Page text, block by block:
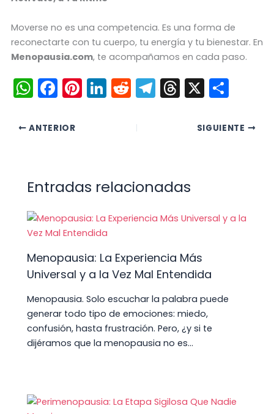
Moverse no es una competencia. Es una forma de
reconectarte con tu cuerpo, tu energía y tu bienestar. En
Menopausia.com, te acompañamos en cada paso.
W
h
a
p
p
F
a
c
o
k
Pi
nt
Li
n
n
R
e
d
T
el
m
T
hr
s
X C
m
ANTERIOR SIGUIENTE
Entradas relacionadas
Menopausia: La Experiencia Más
Universal y a la Vez Mal Entendida
Menopausia. Solo escuchar la palabra puede
generar todo tipo de emociones: miedo,
confusión, hasta frustración. Pero, ¿y si te
dijéramos que la menopausia no es…